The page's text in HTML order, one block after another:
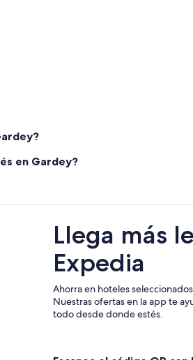
en Gardey?
Llega más
Expedia
Ahorra en hoteles
Nuestras ofertas en la app te
todo desde donde estés.